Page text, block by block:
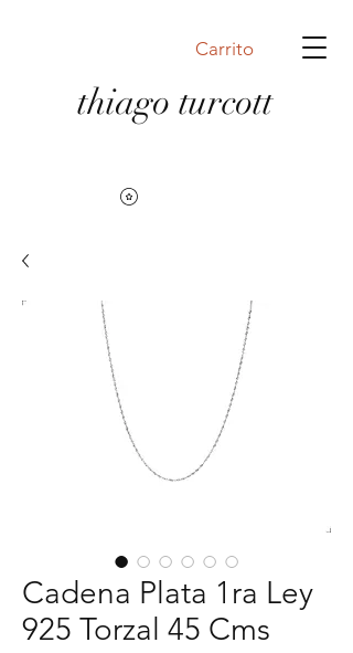
Carrito
thiago turcott
Cadena Plata 1ra Ley
925 Torzal 45 Cms